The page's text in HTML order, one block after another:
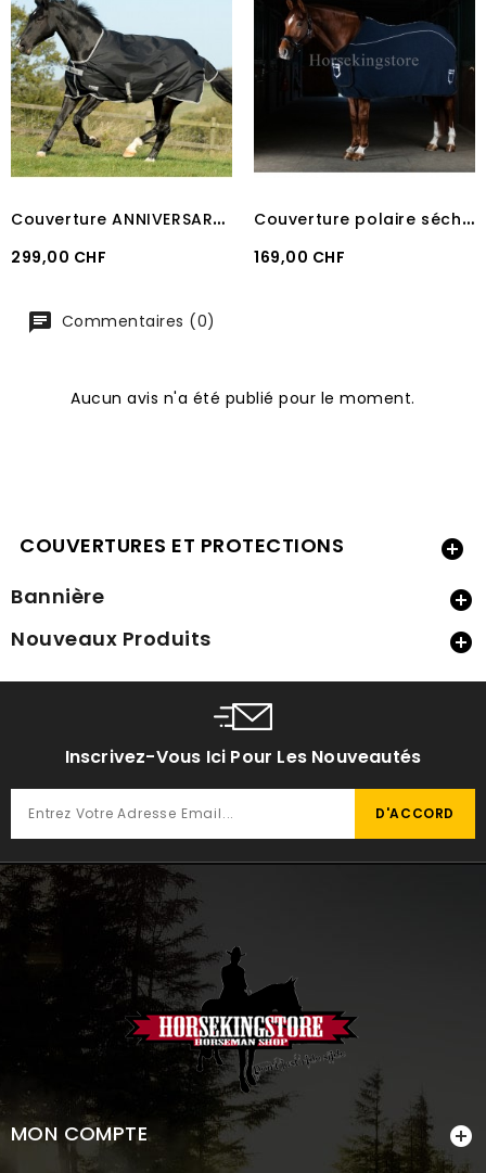
C
ouverture ANNIVERSARY BUCAS 150 SS STAY DRY
Prix
299,00 CHF
C
ouverture polaire séchante Equestro Navy
Prix
169,00 CHF
Commentaires (0)
Aucun avis n'a été publié pour le moment.
COUVERTURES ET PROTECTIONS 
Bannière 
Nouveaux Produits 
Inscrivez-Vous Ici Pour Les Nouveautés
MON COMPTE 